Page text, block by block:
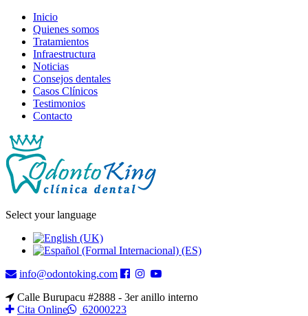
Inicio
Quienes somos
Tratamientos
Infraestructura
Noticias
Consejos dentales
Casos Clínicos
Testimonios
Contacto
Select your language
info@odontoking.com
Calle Burupacu #2888 - 3er anillo interno
Cita Online
62000223